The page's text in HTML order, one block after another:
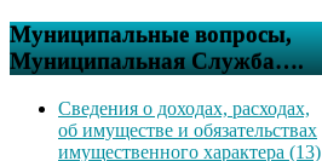
Муниципальные вопросы,
Муниципальная Служба….
Сведения о доходах, расходах,
об имуществе и обязательствах
имущественного характера (13)